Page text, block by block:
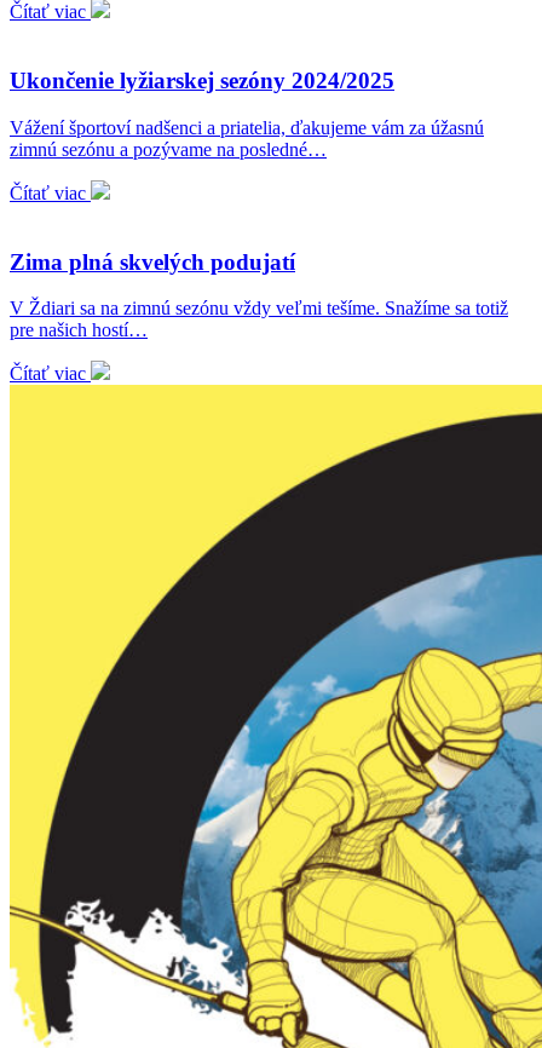
Čítať viac
Ukončenie lyžiarskej sezóny 2024/2025
Vážení športoví nadšenci a priatelia, ďakujeme vám za úžasnú
zimnú sezónu a pozývame na posledné…
Čítať viac
Zima plná skvelých podujatí
V Ždiari sa na zimnú sezónu vždy veľmi tešíme. Snažíme sa totiž
pre našich hostí…
Čítať viac